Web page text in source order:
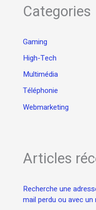
Categories
Gaming
High-Tech
Multimédia
Téléphonie
Webmarketing
Articles
Recherche une
mail perdu ou avec un